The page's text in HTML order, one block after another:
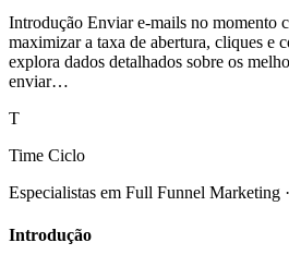
Introdução Enviar e-mails no momento
maximizar a taxa de abertura, cliques e
explora dados detalhados sobre os
enviar…
T
Time Ciclo
Especialistas em Full Funnel Marketing ·
Introdução